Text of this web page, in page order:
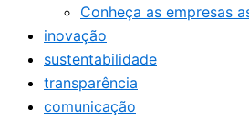
Conheça as empresas
inovação
sustentabilidade
transparência
comunicação